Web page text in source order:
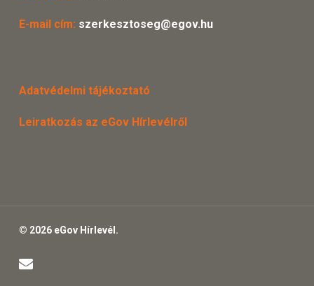
E-mail cím: szerkesztoseg@egov.hu
Adatvédelmi tájékoztató
Leiratkozás az eGov Hírlevélről
© 2026 eGov Hírlevél.
email